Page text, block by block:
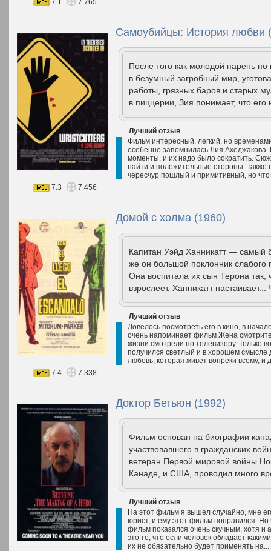
7.1 7.765
Самоубийцы: История любви
После того как молодой парень
в безумный загробный мир,
работы, грязных баров и старых
в пиццерии, Зия понимает, что
Лучший отзыв
Фильм интересный, легкий, но
особенно запомнилась Лия
моменты, и их надо было сократить.
найти и положительные стороны.
чересчур пошлый и примитивный, но
7.3
7.456
Домой с холма (1960)
Капитан Уэйд Ханникатт — самый
же он большой поклонник слабого
Она воспитала их сын Терона так,
взрослеет, Ханникатт настаивает...
Лучший отзыв
Довелось посмотреть его в кино, в
очень напоминает фильм Жена
жизни смотрели по телевизору. Только
получился светлый и в хорошем
любовь, которая живет вопреки всему, и
7.4
7.338
Доктор Бетьюн (1992)
Фильм основан на биографии
участвовавшего в гражданских
ветеран Первой мировой войны
Канаде, и США, проводил много
Лучший отзыв
На этот фильм я вышел случайно, мне
юрист, и ему этот фильм понравился.
фильм показался очень скучным, хотя
это то, что если человек обладает
их не обязательно будет применять на...